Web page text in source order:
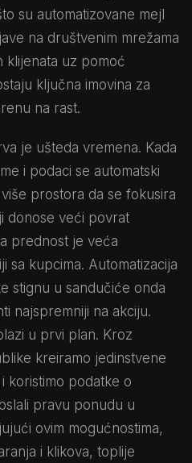
su automatizovane mejl
na društvenim mrežama
klijenata uz pomoć
ključna imovina za
na rast.
je ušteda vremena. Kada
i podaci se automatski
prostora da se fokusira
donose veći povrat
prednost je veća
sa kupcima. Automatizacija
stignu u sandučiće onda
najspremniji na akciju.
u prvi plan. Kroz
kreiramo jedinstvene
koristimo podatke o
pravu ponudu u
ovim mogućnostima,
i klikova, toplije